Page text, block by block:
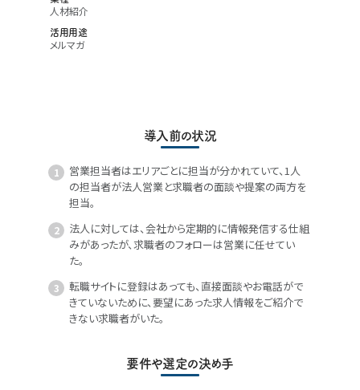
人材紹介
活用用途
メルマガ
導入前の状況
営業担当者はエリアごとに担当が分かれていて、1人
の担当者が法人営業と求職者の面談や提案の両方を
担当。
法人に対しては、会社から定期的に情報発信する仕組
みがあったが、求職者のフォローは営業に任せてい
た。
転職サイトに登録はあっても、直接面談やお電話がで
きていないために、要望にあった求人情報をご紹介で
きない求職者がいた。
要件や選定の決め手